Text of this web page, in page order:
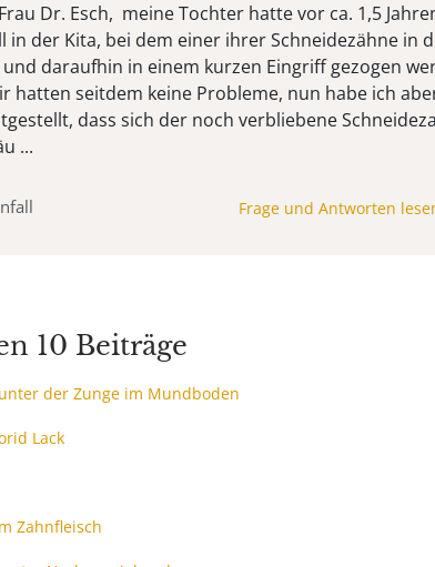
Dr. Esch, meine Tochter hatte vor ca. 1,5
in der Kita, bei dem einer ihrer Schneidezähne in
daraufhin in einem kurzen Eingriff gezogen
hatten seitdem keine Probleme, nun habe ich
dass sich der noch verbliebene
...
Frage und Antworten
10 Beiträge
der Zunge im Mundboden
Lack
Zahnfleisch